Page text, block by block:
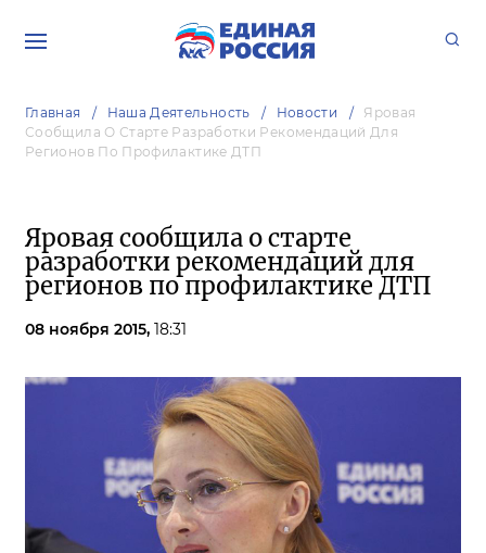
Главная Наша Деятельность Новости
Яровая
Сообщила О Старте Разработки Рекомендаций Для
Регионов По Профилактике ДТП
Яровая сообщила о старте
разработки рекомендаций для
регионов по профилактике ДТП
08 ноября 2015, 18:31